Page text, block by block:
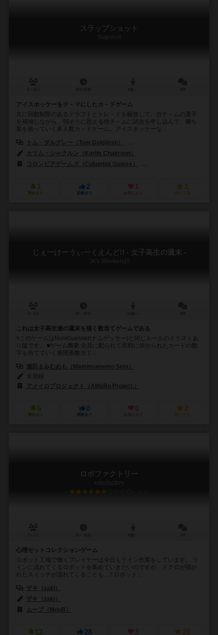
スラップショット
Slapshot
アイスホッケーをテ－マにしたカ－ドゲーム
共に回数制限のあるドラフトとトレ－ドを駆使して、自チ－ムの選手
を補強しながら、弱そうに思える他チ－ムに試合を申し込んで、勝ち
星を拾っていく多人数カ－ドゲーム。アイスホッケーな...
トム・ダルグレー（Tom Dalgliesh）
カリム・シャクルン（Karim Chakroun）
コロンビアゲームズ（Columbia Games）
1
興味あり
2
経験あり
1
お気に入り
1
持ってる
じぇーけーうぃーくえんど!! - 女子高生の週末 -
JK's Weekend!!
これは女子高生達の週末を描く数当てゲームである
※このゲームはNumGuesser(ナムゲッサー)と同じルールのイラストあ
り版です。 ■ゲーム概要 全員に配られて昇順に伏せられたカードの数
字を当てていく推理系数当て...
瀬田まみむめも（Mamimumemo Seta）
アメイロプロジェクト（AMaRo Project.）
5
興味あり
0
経験あり
0
お気に入り
2
持ってる
ロボファクトリー
robofactory
6.2
心理セットコレクションゲーム
ロボット工場で働くプレイヤーは今日もライン作業をしています。 ラ
インに流れてくるロボットを集めていきたいのですが、ドクロが描か
れたスイッチが流れてくることも...？ロボット...
ザキ（zaki）
ザキ（zaki）
ムーブ（MouB）
12 28 3 29